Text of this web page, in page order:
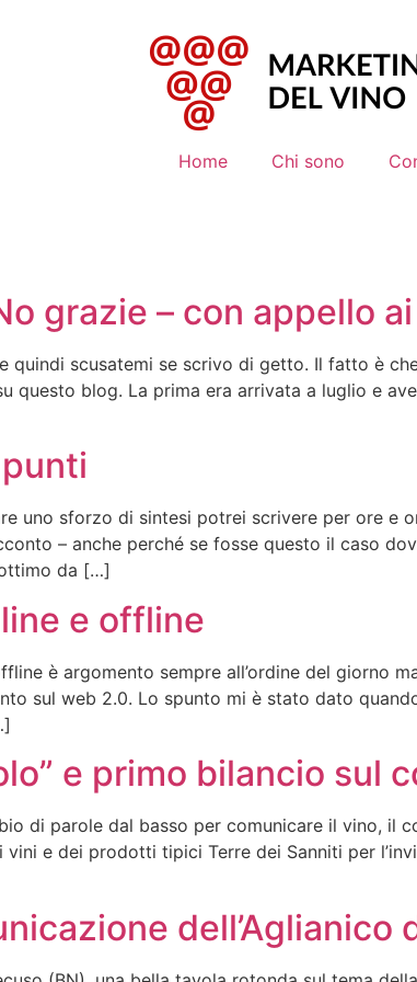
Home Chi sono
grazie – con appello
quindi scusatemi se scrivo di getto. Il fatto è
questo blog. La prima era arrivata a luglio e
uno sforzo di sintesi potrei scrivere per ore e
– anche perché se fosse questo il caso
da […]
e offline
è argomento sempre all’ordine del giorno
sul web 2.0. Lo spunto mi è stato dato
e primo bilancio sul
di parole dal basso per comunicare il vino, il
e dei prodotti tipici Terre dei Sanniti per
dell’Aglianico